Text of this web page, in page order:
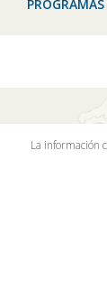
La información